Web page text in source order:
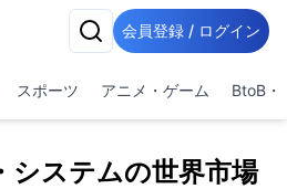
会員登録 / ログイン
スポーツ アニメ・ゲーム BtoB・
システムの世界市場